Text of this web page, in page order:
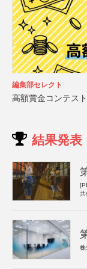
編集部セレクト
高額賞金コンテス
結果発表
共
株